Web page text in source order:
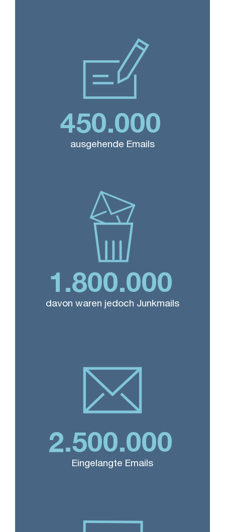
2.500.000
Eingelangte Emails
1.800.000
davon waren jedoch Junkmails
450.000
ausgehende Emails